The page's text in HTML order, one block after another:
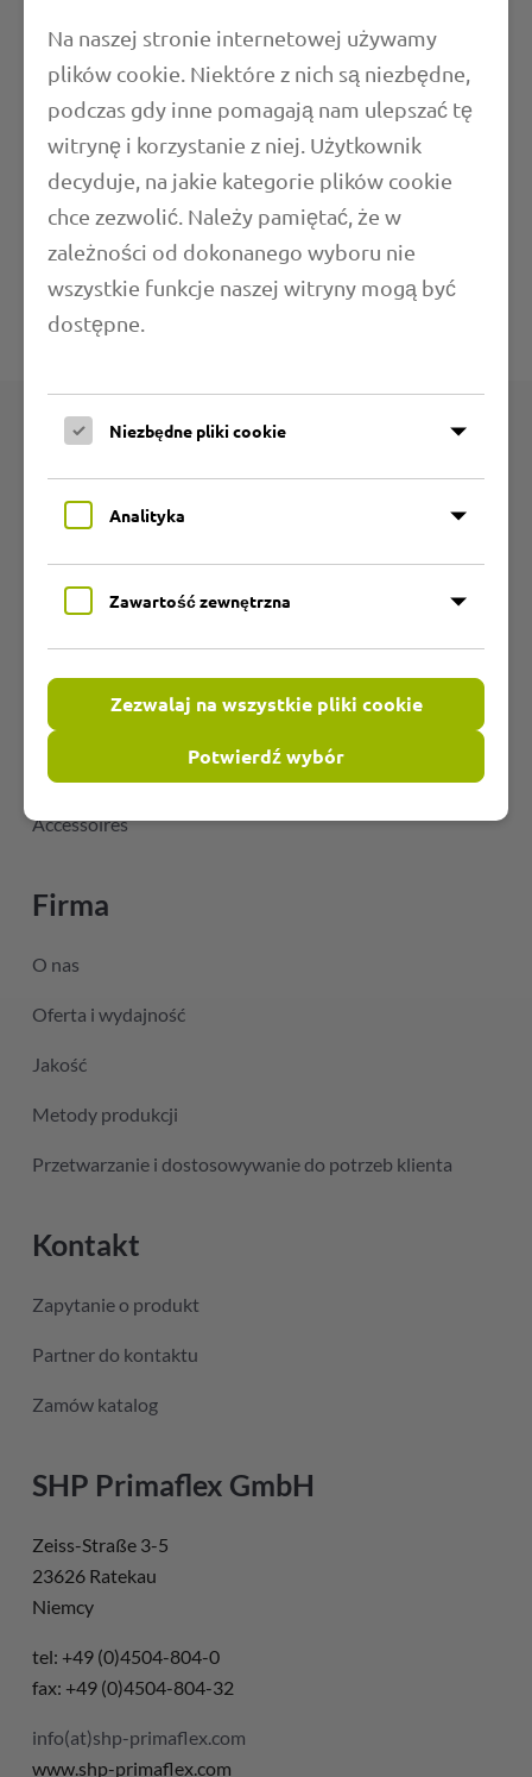
Właściwości
Długość
Zakresy zastosowań
Dodatkowe informacje
Grupy produktów
Węże odporne na temperaturę
Węże do klimatyzacji
Węże gorącego powietrza
Accessoires
Firma
O nas
Oferta i wydajność
Jakość
Metody produkcji
Przetwarzanie i dostosowywanie do potrzeb klienta
Kontakt
Zapytanie o produkt
Partner do kontaktu
Zamów katalog
SHP Primaflex GmbH
Zeiss-Straße 3-5
23626 Ratekau
Niemcy
tel: +49 (0)4504-804-0
fax: +49 (0)4504-804-32
info(at)shp-primaflex.com
www.shp-primaflex.com
Na naszej stronie internetowej używamy
plików cookie. Niektóre z nich są niezbędne,
podczas gdy inne pomagają nam ulepszać tę
witrynę i korzystanie z niej. Użytkownik
decyduje, na jakie kategorie plików cookie
chce zezwolić. Należy pamiętać, że w
zależności od dokonanego wyboru nie
wszystkie funkcje naszej witryny mogą być
dostępne.
Niezbędne pliki cookie
Analityka
Zawartość zewnętrzna
Zezwalaj na wszystkie pliki cookie
Potwierdź wybór